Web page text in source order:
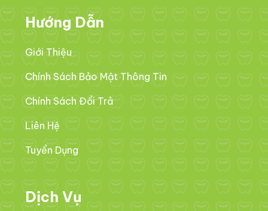
Hướng Dẫn
Giới Thiệu
Chính Sách Bảo Mật Thông Tin
Chính Sách Đổi Trả
Liên Hệ
Tuyển Dụng
Dịch Vụ